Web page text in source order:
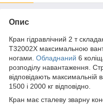
Опис
Кран гідравлічний 2 т
T32002X максимальною
ногами. Обладнаний 6
розподілу навантаження.
відповідають максимальній
1500 і 2000 кг відповідно.
Кран має сталеву зварну